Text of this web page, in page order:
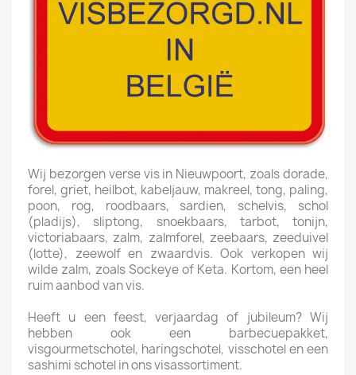
Wij bezorgen verse vis in Nieuwpoort, zoals dorade,
forel, griet, heilbot, kabeljauw, makreel, tong, paling,
poon, rog, roodbaars, sardien, schelvis, schol
(pladijs), sliptong, snoekbaars, tarbot, tonijn,
victoriabaars, zalm, zalmforel, zeebaars, zeeduivel
(lotte), zeewolf en zwaardvis. Ook verkopen wij
wilde zalm, zoals Sockeye of Keta. Kortom, een heel
ruim aanbod van vis.
Heeft u een feest, verjaardag of jubileum? Wij
hebben ook een barbecuepakket,
visgourmetschotel, haringschotel, visschotel en een
sashimi schotel in ons visassortiment.